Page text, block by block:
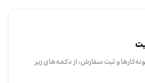
و ثبت سفارش، از دکمه‌های زیر